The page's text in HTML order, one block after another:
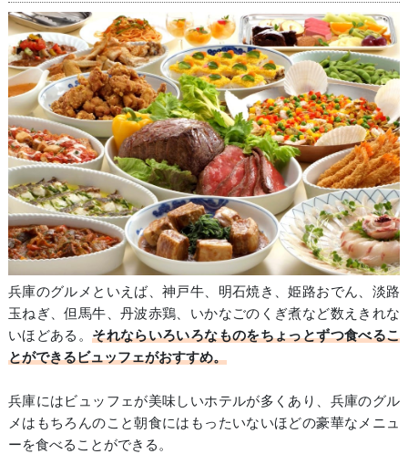
兵庫のグルメといえば、神戸牛、明石焼き、姫路おでん、淡路
玉ねぎ、但馬牛、丹波赤鶏、いかなごのくぎ煮など数えきれな
いほどある。それならいろいろなものをちょっとずつ食べるこ
とができるビュッフェがおすすめ。
兵庫にはビュッフェが美味しいホテルが多くあり、兵庫のグル
メはもちろんのこと朝食にはもったいないほどの豪華なメニュ
ーを食べることができる。